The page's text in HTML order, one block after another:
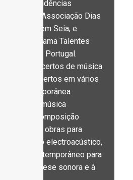
várias residências
elas com a Associação Dias
em Seia, e
no programa Talentes
Miso Music Portugal.
em concertos de música
concertos em vários
contemporânea
além da música
criação/composição
de obras para
dispositivo electroacústico,
contemporâneo para
de síntese sonora e à